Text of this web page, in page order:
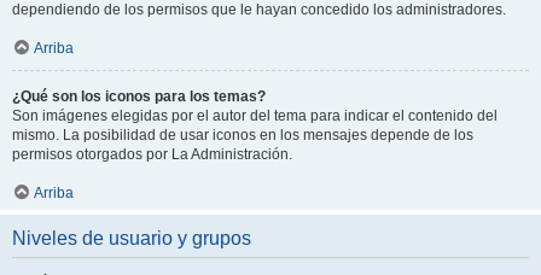
dependiendo de los permisos que le hayan concedido los administradores.
Arriba
¿Qué son los iconos para los temas?
Son imágenes elegidas por el autor del tema para indicar el contenido del
mismo. La posibilidad de usar iconos en los mensajes depende de los
permisos otorgados por La Administración.
Arriba
Niveles de usuario y grupos